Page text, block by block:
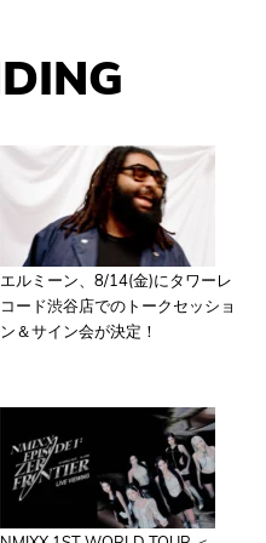
エルミーン、8/14(金)にタワーレ
コード渋谷店でのトークセッショ
ン＆サイン会が決定！